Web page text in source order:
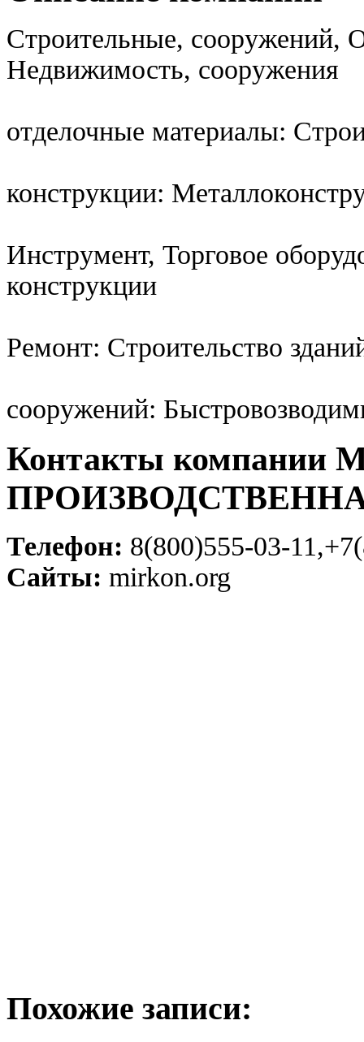
Строительные, сооружений,
Недвижимость, сооружения
отделочные материалы:
конструкции:
Инструмент, Торговое
конструкции
Ремонт: Строительство
сооружений:
Контакты
Телефон: 8(800)555-03-
Сайты: mirkon.org
Похожие записи: